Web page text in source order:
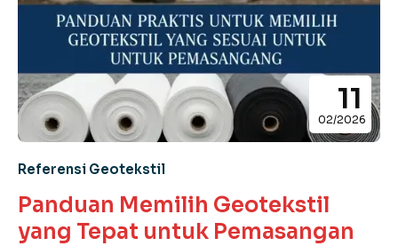
11
02/2026
Referensi Geotekstil
Panduan Memilih Geotekstil
yang Tepat untuk Pemasangan